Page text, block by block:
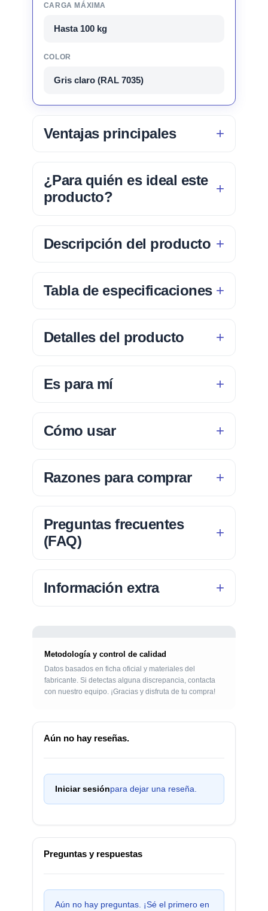
CARGA MÁXIMA
Hasta 100 kg
COLOR
Gris claro (RAL 7035)
Ventajas principales
¿Para quién es ideal este
producto?
Descripción del producto
Tabla de especificaciones
Detalles del producto
Es para mí
Cómo usar
Razones para comprar
Preguntas frecuentes
(FAQ)
Información extra
Metodología y control de calidad
Datos basados en ficha oficial y materiales del
fabricante. Si detectas alguna discrepancia, contacta
con nuestro equipo. ¡Gracias y disfruta de tu compra!
Aún no hay reseñas.
Iniciar sesiónpara dejar una reseña.
Preguntas y respuestas
Aún no hay preguntas. ¡Sé el primero en